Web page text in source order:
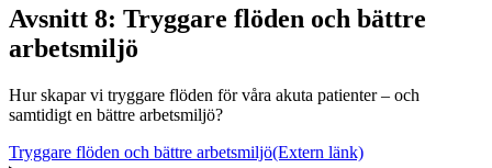
Avsnitt 8: Tryggare flöden och bättre
arbetsmiljö
Hur skapar vi tryggare flöden för våra akuta patienter – och
samtidigt en bättre arbetsmiljö?
Tryggare flöden och bättre arbetsmiljö(Extern länk)